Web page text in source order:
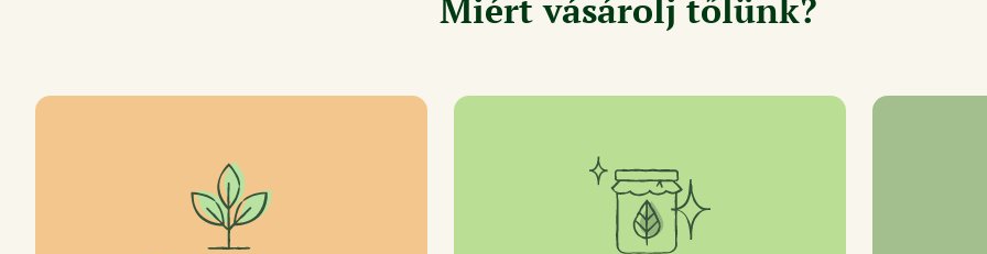
gyümölcsökből
Miért vásárolj tőlünk?